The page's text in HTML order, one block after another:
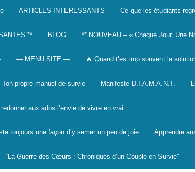
ARTICLES INTERESSANTS Ce que les étudiants
** BLOG ** NOUVEAU – « Chaque Jour, Une
— MENU SITE — 🔥 Quand t’es trop souvent la
Ton propre manuel de survie Manifeste D.I.A.M.A.N.T.
aux ados l’envie de vivre en vrai
toujours une façon d’y semer un peu de joie Apprendre
“La Guerre des Cœurs : Chroniques d’un Couple en Survie”